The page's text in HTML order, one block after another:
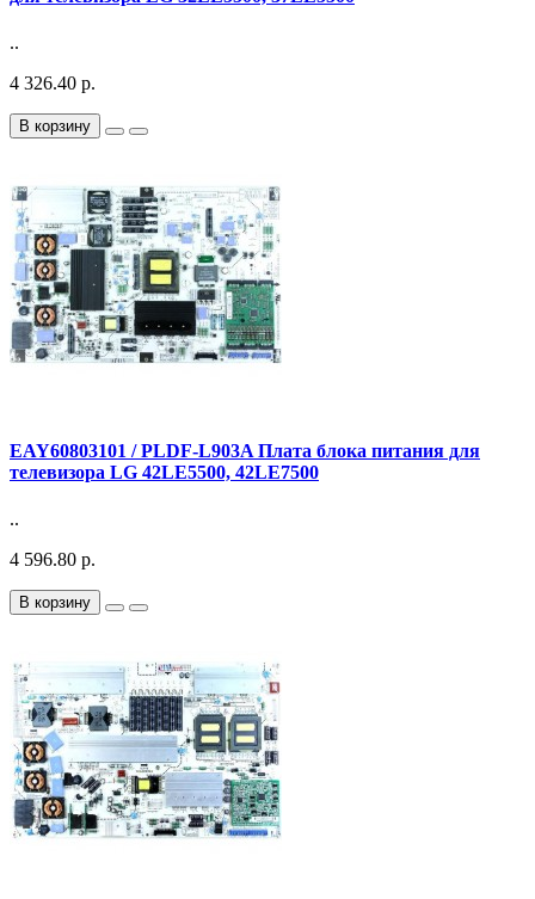
..
4 326.40 р.
В корзину
EAY60803101 / PLDF-L903A Плата блока питания для
телевизора LG 42LE5500, 42LE7500
..
4 596.80 р.
В корзину